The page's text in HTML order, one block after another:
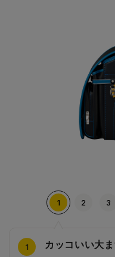
1 カッコいい大
2 スポーティなカ
3 スマートな反
4 前ポケットの
5 ウェービータ
6 スクエアシル
7 スポーティー
1 2 3